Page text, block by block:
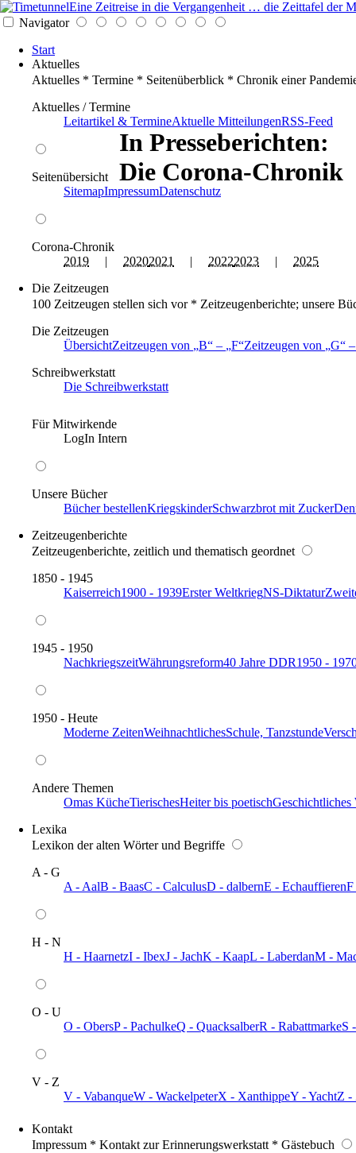
Eine Zeitreise in die Vergangenheit … die Zeittafel der
Navigator
Start
Aktuelles
Aktuelles * Termine * Seitenüberblick * Chronik einer
Aktuelles / Termine
Leitartikel & TermineAktuelle MitteilungenRSS-Feed
Seitenübersicht
SitemapImpressumDatenschutz
Corona-Chronik
2019 | 20202021 | 20222023 | 2025
Die Zeitzeugen
100 Zeitzeugen stellen sich vor * Zeitzeugenberichte; unsere
Die Zeitzeugen
ÜbersichtZeitzeugen von B – F Zeitzeugen von G
Schreibwerkstatt
Die Schreibwerkstatt
Für Mitwirkende
LogIn Intern
Unsere Bücher
Bücher bestellenKriegskinderSchwarzbrot mit Zucker
Zeitzeugenberichte
Zeitzeugenberichte, zeitlich und thematisch geordnet
1850 - 1945
Kaiserreich1900 - 1939Erster WeltkriegNS-Diktatur
1945 - 1950
NachkriegszeitWährungsreform40 Jahre DDR1950 -
1950 - Heute
Moderne ZeitenWeihnachtlichesSchule, Tanzstunde
Andere Themen
Omas KücheTierischesHeiter bis poetischGeschichtliches
Lexika
Lexikon der alten Wörter und Begriffe
A - G
A - AalB - BaasC - CalculusD - dalbernE - EchauffierenF
H - N
H - HaarnetzI - IbexJ - JachK - KaapL - LaberdanM -
O - U
O - ObersP - PachulkeQ - QuacksalberR - RabattmarkeS
V - Z
V - VabanqueW - WackelpeterX - XanthippeY - YachtZ -
Kontakt
Impressum * Kontakt zur Erinnerungswerkstatt * Gästebuch
In Presseberichten:
Die Corona-Chronik